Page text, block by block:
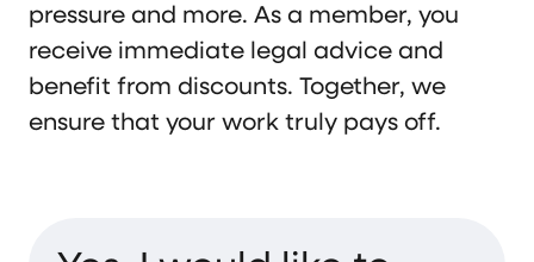
pressure and more. As a member, you
receive immediate legal advice and
benefit from discounts. Together, we
ensure that your work truly pays off.